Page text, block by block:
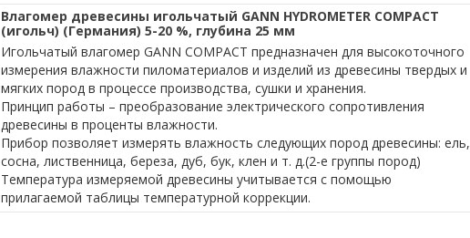
Влагомер древесины игольчатый GANN HYDROMETER COMPACT
(игольч) (Германия) 5-20 %, глубина 25 мм
Игольчатый влагомер GANN COMPACT предназначен для высокоточного
измерения влажности пиломатериалов и изделий из древесины твердых и
мягких пород в процессе производства, сушки и хранения.
Принцип работы – преобразование электрического сопротивления
древесины в проценты влажности.
Прибор позволяет измерять влажность следующих пород древесины: ель,
сосна, лиственница, береза, дуб, бук, клен и т. д.(2-е группы пород)
Температура измеряемой древесины учитывается с помощью
прилагаемой таблицы температурной коррекции.